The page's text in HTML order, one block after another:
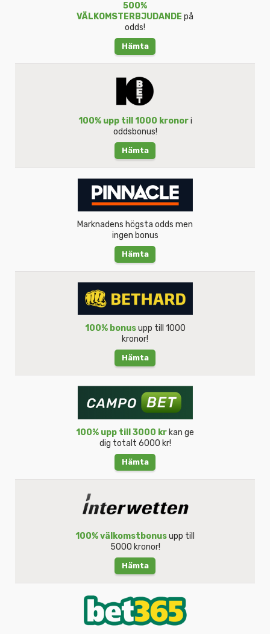
500%
VÄLKOMSTERBJUDANDE på
odds!
Hämta
100% upp till 1000 kronori
oddsbonus!
Hämta
Marknadens högsta odds men
ingen bonus
Hämta
100% bonusupp till 1000
kronor!
Hämta
100% upp till 3000 kr kan ge
dig totalt 6000 kr!
Hämta
100% välkomstbonusupp till
5000 kronor!
Hämta